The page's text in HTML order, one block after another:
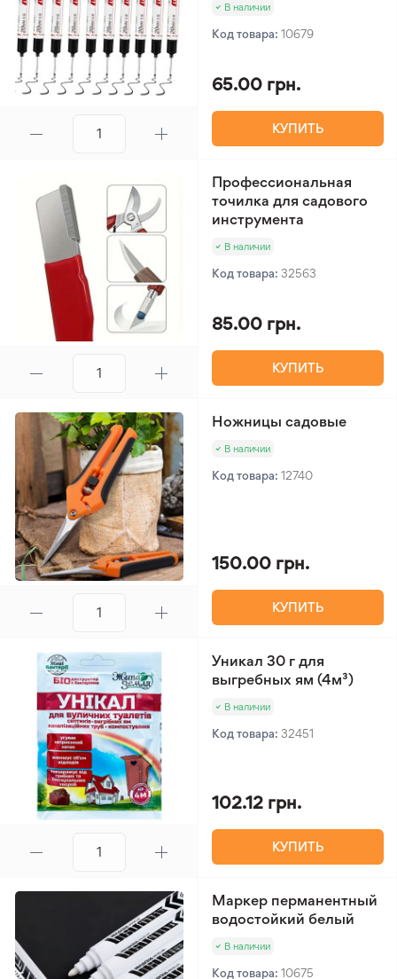
В наличии
Код товара: 10679
65.00 грн.
КУПИТЬ
Профессиональная
точилка для садового
инструмента
В наличии
Код товара: 32563
85.00 грн.
КУПИТЬ
Ножницы садовые
В наличии
Код товара: 12740
150.00 грн.
КУПИТЬ
Уникал 30 г для
выгребных ям (4м³)
В наличии
Код товара: 32451
102.12 грн.
КУПИТЬ
Маркер перманентный
водостойкий белый
В наличии
Код товара: 10675